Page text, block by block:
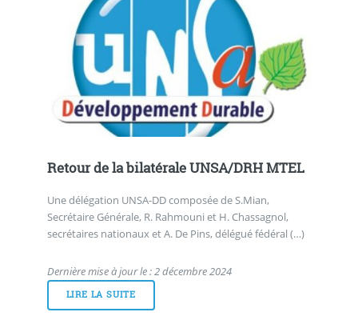
Retour de la bilatérale UNSA/DRH MTEL
Une délégation UNSA-DD composée de S.Mian,
Secrétaire Générale, R. Rahmouni et H. Chassagnol,
secrétaires nationaux et A. De Pins, délégué fédéral (…)
Dernière mise à jour le : 2 décembre 2024
LIRE LA SUITE